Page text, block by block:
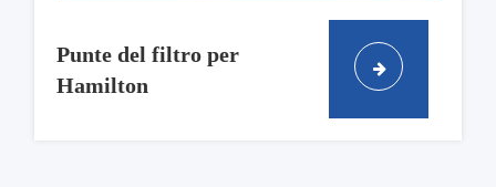
Punte del filtro per
Hamilton